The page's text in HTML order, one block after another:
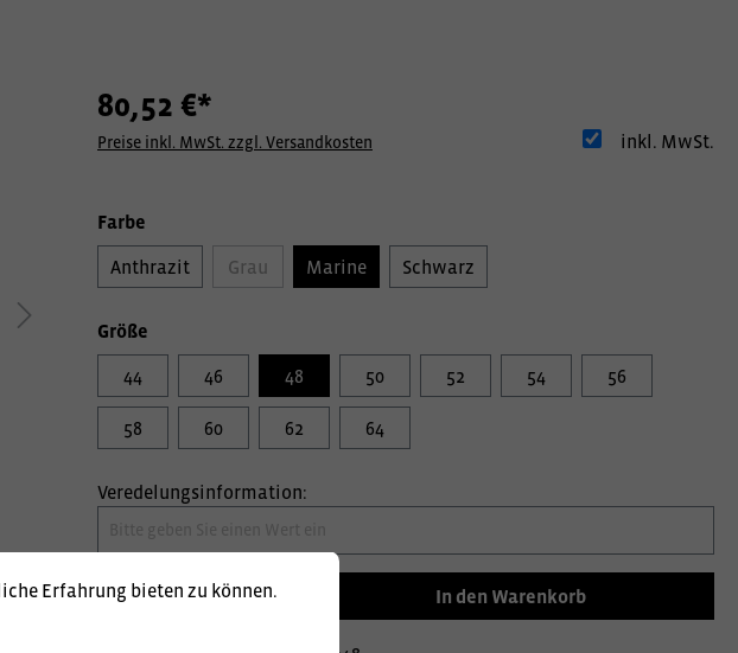
80,52 €*
inkl. MwSt.
Preise inkl. MwSt. zzgl. Versandkosten
Farbe
Anthrazit Grau Marine Schwarz
Größe
44 46 48 50 52 54 56
58 60 62 64
Veredelungsinformation:
In den Warenkorb
Erfahrung bieten zu können.